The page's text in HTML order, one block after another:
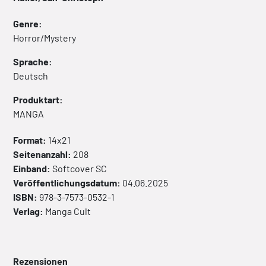
Genre:
Horror/Mystery
Sprache:
Deutsch
Produktart:
MANGA
Format: 14x21
Seitenanzahl: 208
Einband: SoftcoverSC
Veröffentlichungsdatum: 04.06.2025
ISBN: 978-3-7573-0532-1
Verlag: Manga Cult
Rezensionen